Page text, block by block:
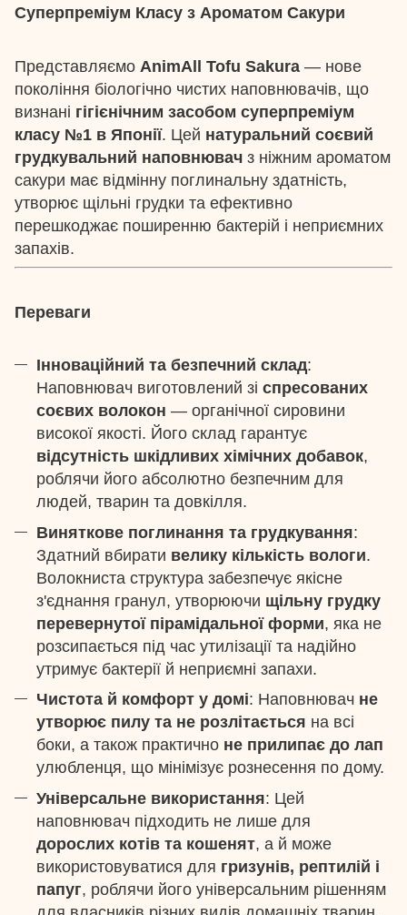
Суперпреміум Класу з Ароматом Сакури
Представляємо AnimAll Tofu Sakura — нове
покоління біологічно чистих наповнювачів, що
визнані гігієнічним засобом суперпреміум
класу №1 в Японії. Цей натуральний соєвий
грудкувальний наповнювач з ніжним ароматом
сакури має відмінну поглинальну здатність,
утворює щільні грудки та ефективно
перешкоджає поширенню бактерій і неприємних
запахів.
Переваги
Інноваційний та безпечний склад:
Наповнювач виготовлений зі спресованих
соєвих волокон — органічної сировини
високої якості. Його склад гарантує
відсутність шкідливих хімічних добавок,
роблячи його абсолютно безпечним для
людей, тварин та довкілля.
Виняткове поглинання та грудкування:
Здатний вбирати велику кількість вологи.
Волокниста структура забезпечує якісне
з'єднання гранул, утворюючи щільну грудку
перевернутої пірамідальної форми, яка не
розсипається під час утилізації та надійно
утримує бактерії й неприємні запахи.
Чистота й комфорт у домі: Наповнювач не
утворює пилу та не розлітається на всі
боки, а також практично не прилипає до лап
улюбленця, що мінімізує рознесення по дому.
Універсальне використання: Цей
наповнювач підходить не лише для
дорослих котів та кошенят, а й може
використовуватися для гризунів, рептилій і
папуг, роблячи його універсальним рішенням